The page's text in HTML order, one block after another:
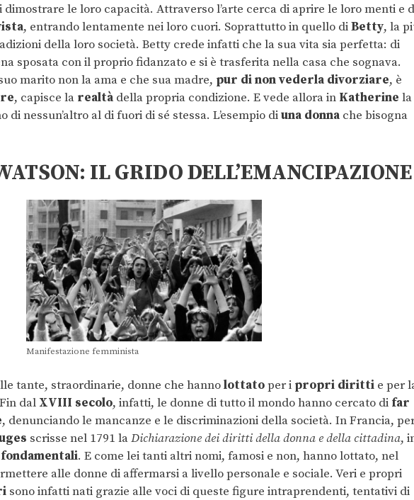
dimostrare le loro capacità. Attraverso l’arte cerca di aprire le loro menti e
, entrando lentamente nei loro cuori. Soprattutto in quello diBetty, la
della loro società. Betty crede infatti che la sua vita sia perfetta: di
sposata con il proprio fidanzato e si è trasferita nella casa che sognava.
marito non la ama e che sua madre, pur di non vederla divorziare, è
, capisce la realtà della propria condizione. E vede allora in Katherine la
di nessun’altro al di fuori di sé stessa. L’esempio diuna donna che bisogna
IL GRIDO DELL’EMANCIPAZIONE
Manifestazione femminista
tante, straordinarie, donne che hannolottatoper i propri diritti e per
dal XVIII secolo, infatti, le donne di tutto il mondo hanno cercato di far
, denunciando le mancanze e le discriminazioni della società. In Francia,
scrisse nel 1791 laDichiarazione dei diritti della donna e della cittadina,
. E come lei tanti altri nomi, famosi e non, hanno lottato, nel
alle donne di affermarsi a livello personale e sociale. Veri e propri
sono infatti nati grazie alle voci di queste figure intraprendenti, tentativi di